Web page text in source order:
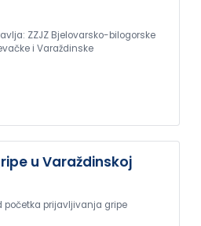
ZZJZ Bjelovarsko-bilogorske
i Varaždinske
u Varaždinskoj
početka prijavljivanja gripe